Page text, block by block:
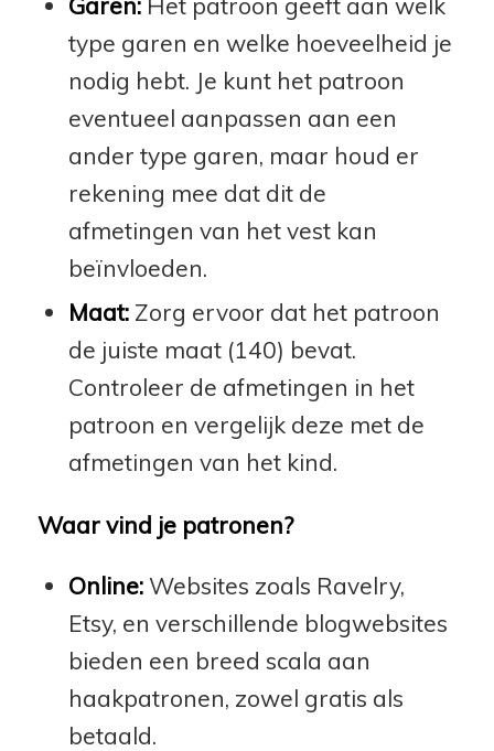
type garen en welke hoeveelheid je
nodig hebt. Je kunt het patroon
eventueel aanpassen aan een
ander type garen, maar houd er
rekening mee dat dit de
afmetingen van het vest kan
beïnvloeden.
Maat:Zorg ervoor dat het patroon
de juiste maat (140) bevat.
Controleer de afmetingen in het
patroon en vergelijk deze met de
afmetingen van het kind.
Waar vind je patronen?
Online:Websites zoals Ravelry,
Etsy, en verschillende blogwebsites
bieden een breed scala aan
haakpatronen, zowel gratis als
betaald.